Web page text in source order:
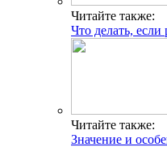
Читайте также:
Что делать,
Читайте также:
Значение и